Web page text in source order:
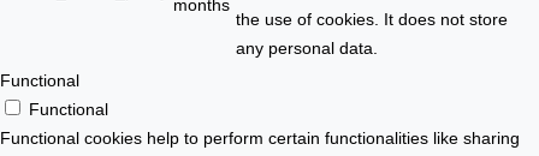
months
the use of cookies. It does not store
any personal data.
Functional
Functional
Functional cookies help to perform certain functionalities like sharing